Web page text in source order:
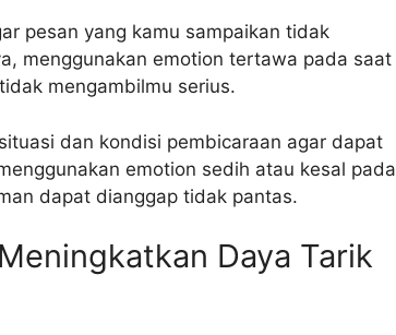
pesan yang kamu sampaikan tidak
menggunakan emotion tertawa pada saat
mengambilmu serius.
dan kondisi pembicaraan agar dapat
emotion sedih atau kesal pada
dapat dianggap tidak pantas.
Daya Tarik